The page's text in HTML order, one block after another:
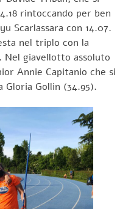
rintoccando per ben
Scarlassara con 14.07.
nel triplo con la
Nel giavellotto assoluto
Annie Capitanio che si
Gloria Gollin (34.95).